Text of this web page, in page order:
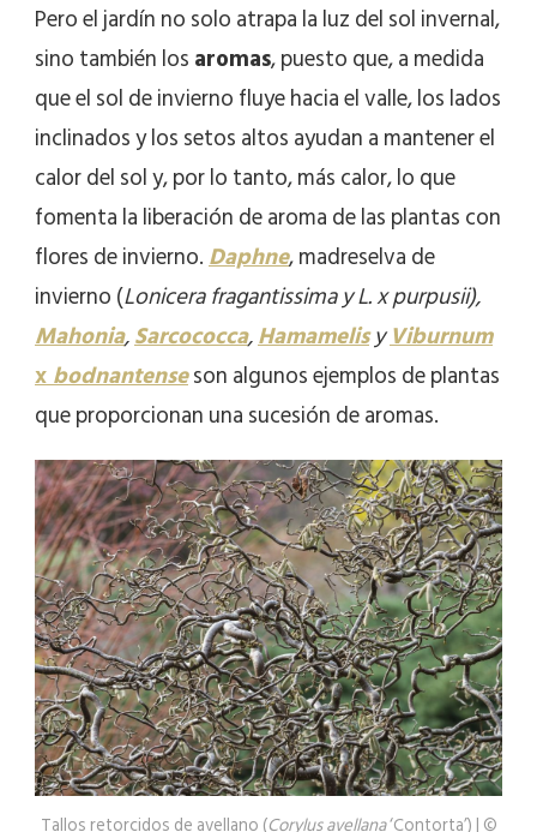
Pero el jardín no solo atrapa la luz del sol invernal,
sino también losaromas, puesto que, a medida
que el sol de invierno fluye hacia el valle, los lados
inclinados y los setos altos ayudan a mantener el
calor del sol y, por lo tanto, más calor, lo que
fomenta la liberación de aroma de las plantas con
flores de invierno.Daphne, madreselva de
invierno (Lonicera fragantissima y L. x purpusii),
Mahonia,Sarcococca,HamamelisyViburnum
xbodnantenseson algunos ejemplos de plantas
que proporcionan una sucesión de aromas.
Tallos retorcidos de avellano (Corylus avellana‘Contorta’) | ©